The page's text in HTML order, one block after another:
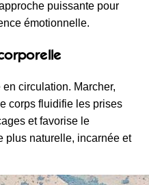
puissante pour
émotionnelle.
circulation. Marcher,
corps fluidifie les prises
et favorise le
plus naturelle, incarnée et